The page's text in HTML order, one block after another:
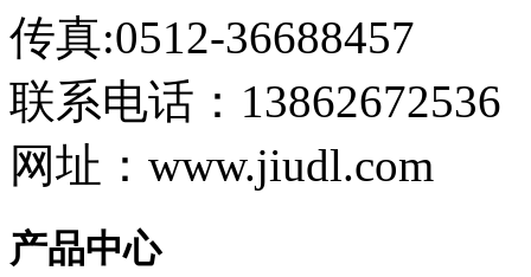
传真:0512-36688457
联系电话：13862672536
网址：www.jiudl.com
产品中心